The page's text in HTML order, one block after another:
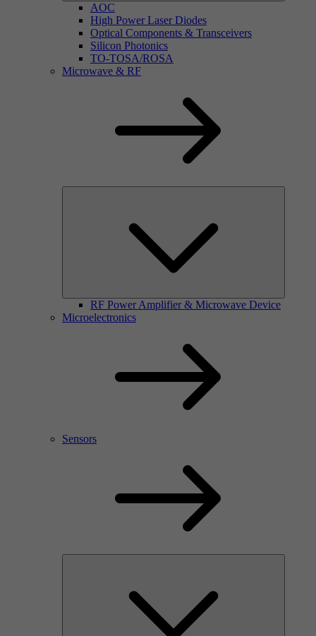
AOC
High Power Laser Diodes
Optical Components & Transceivers
Silicon Photonics
TO-TOSA/ROSA
Microwave & RF
RF Power Amplifier & Microwave Device
Microelectronics
Sensors